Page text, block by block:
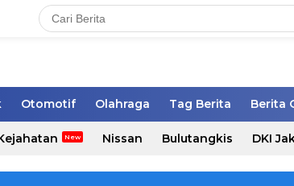
Otomotif Olahraga Tag Berita Berita
Nissan Bulutangkis DKI